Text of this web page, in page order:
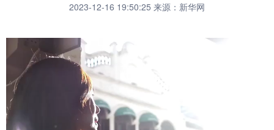
2023-12-16 19:50:25 来源：新华网